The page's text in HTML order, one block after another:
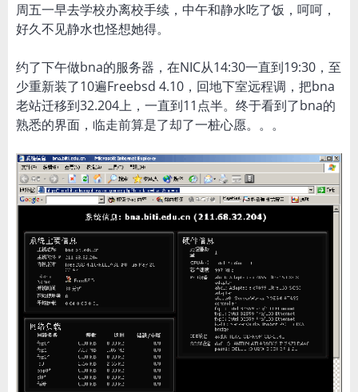
周五一早去学校办离校手续，中午和静水吃了饭，呵呵，
好久不见静水也怪想她得。
约了下午做bna的服务器，在NIC从14:30一直到19:30，至
少重新装了10遍Freebsd 4.10，回地下室远程调，把bna
老站迁移到32.204上，一直到11点半。终于看到了bna的
熟悉的界面，临走前算是了却了一桩心愿。。。